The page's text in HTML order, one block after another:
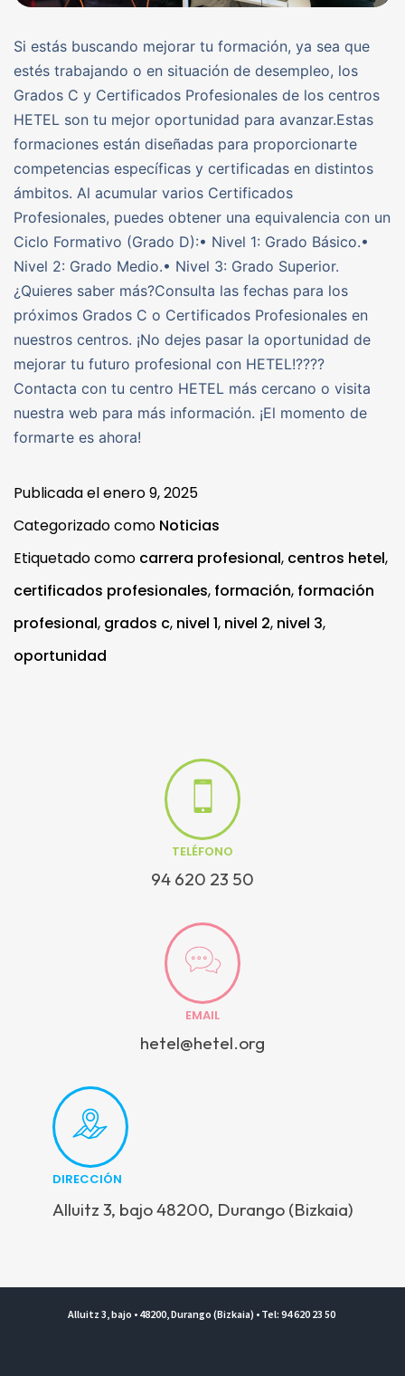
Si estás buscando mejorar tu formación, ya sea que
estés trabajando o en situación de desempleo, los
Grados C y Certificados Profesionales de los centros
HETEL son tu mejor oportunidad para avanzar.Estas
formaciones están diseñadas para proporcionarte
competencias específicas y certificadas en distintos
ámbitos. Al acumular varios Certificados
Profesionales, puedes obtener una equivalencia con un
Ciclo Formativo (Grado D):• Nivel 1: Grado Básico.•
Nivel 2: Grado Medio.• Nivel 3: Grado Superior.
¿Quieres saber más?Consulta las fechas para los
próximos Grados C o Certificados Profesionales en
nuestros centros. ¡No dejes pasar la oportunidad de
mejorar tu futuro profesional con HETEL!????
Contacta con tu centro HETEL más cercano o visita
nuestra web para más información. ¡El momento de
formarte es ahora!
Publicada elenero 9, 2025
Categorizado como Noticias
Etiquetado como carrera profesional, centros hetel,
certificados profesionales, formación, formación
profesional, grados c, nivel 1, nivel 2, nivel 3,
oportunidad
TELÉFONO
94 620 23 50
EMAIL
hetel@hetel.org
DIRECCIÓN
Alluitz 3, bajo 48200, Durango (Bizkaia)
Alluitz 3, bajo • 48200, Durango (Bizkaia) • Tel: 94 620 23 50